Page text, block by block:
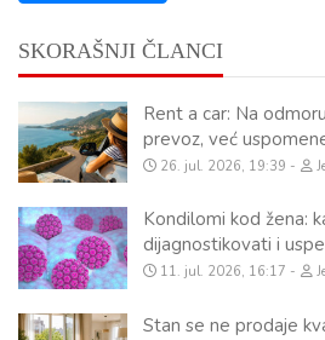
SKORAŠNJI ČLANCI
Rent a car: Na
prevoz, već
26. jul. 2026, 19:39
Kondilomi kod žena:
dijagnostikovati i
11. jul. 2026, 16:17
Stan se ne prodaje